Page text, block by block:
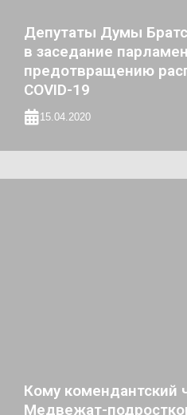
Депутаты Думы
в заседание
предотвращению
COVID-19
15.04.2020
Кому комендантский
Медвежат-